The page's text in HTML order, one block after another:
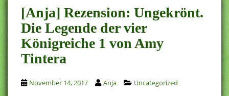
n
c
o
n
t
e
n
t
[Anja] Rezension: Ungekrönt.
Die Legende der vier
Königreiche 1 von Amy
Tintera
November 14, 2017 Anja Uncategorized